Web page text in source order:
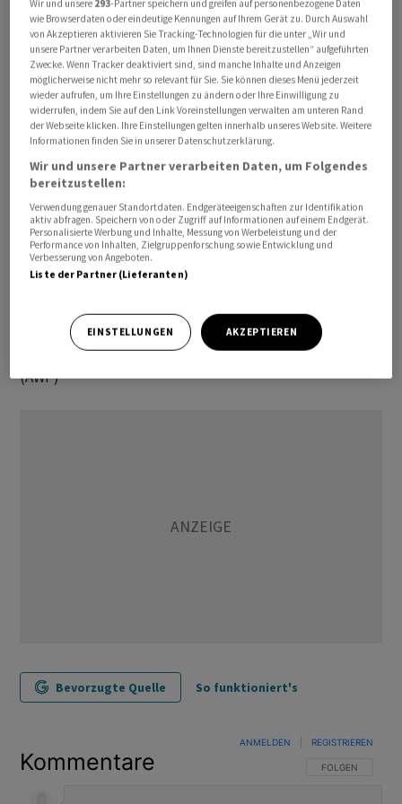
gegenseitigen Angriffe seit Inkrafttreten einer zwischen
dem Iran und den USA ausgehandelten Waffenruhe im
April.
US-Präsident Donald Trump hofft auf ein Abkommen
mit dem Iran zur Beendigung des Krieges, den Israel
neuen Angriffen seien Nachrichten zwischen Washington
und Teheran ausgetauscht worden, sagte Baghai weiter.
Ob weiterhin Kontakte bestehen, bestätigte er nicht.
Trotz der Waffenruhe und der Kontakte zwischen den
wieder Angriffe zwischen iranischen Streitkräften und
den USA gegeben./mar/DP/jha
(AWP)
Bevorzugte Quelle So funktioniert's
Kommentare FOLGE DIESER
FOLGEN
ANMELDEN REGISTRIEREN
Wir und unsere 293-Partner speichern und greifen auf personenbezogene Daten
wie Browserdaten oder eindeutige Kennungen auf Ihrem Gerät zu. Durch Auswahl
von Akzeptieren aktivieren Sie Tracking-Technologien für die unter „Wir und
unsere Partner verarbeiten Daten, um Ihnen Dienste bereitzustellen“ aufgeführten
Zwecke. Wenn Tracker deaktiviert sind, sind manche Inhalte und Anzeigen
möglicherweise nicht mehr so relevant für Sie. Sie können dieses Menü jederzeit
wieder aufrufen, um Ihre Einstellungen zu ändern oder Ihre Einwilligung zu
widerrufen, indem Sie auf den Link Voreinstellungen verwalten am unteren Rand
der Webseite klicken. Ihre Einstellungen gelten innerhalb unseres Website. Weitere
Informationen finden Sie in unserer Datenschutzerklärung.
Wir und unsere Partner verarbeiten Daten, um Folgendes
bereitzustellen:
Verwendung genauer Standortdaten. Endgeräteeigenschaften zur Identifikation
aktiv abfragen. Speichern von oder Zugriff auf Informationen auf einem Endgerät.
Personalisierte Werbung und Inhalte, Messung von Werbeleistung und der
Performance von Inhalten, Zielgruppenforschung sowie Entwicklung und
Verbesserung von Angeboten.
Liste der Partner (Lieferanten)
EINSTELLUNGEN AKZEPTIEREN